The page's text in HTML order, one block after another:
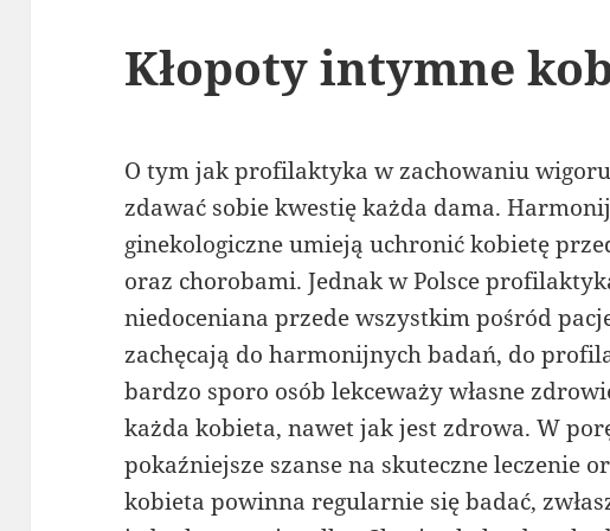
Kłopoty intymne
O tym jak profilaktyka w zachowaniu
zdawać sobie kwestię każda dama.
ginekologiczne umieją uchronić kobietę
oraz chorobami. Jednak w Polsce
niedoceniana przede wszystkim pośród
zachęcają do harmonijnych badań, do
bardzo sporo osób lekceważy własne
każda kobieta, nawet jak jest zdrowa. W
pokaźniejsze szanse na skuteczne leczenie
kobieta powinna regularnie się badać,